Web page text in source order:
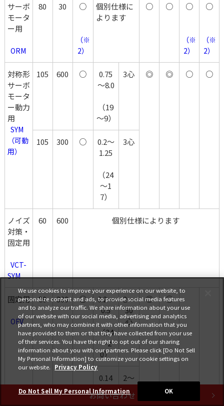
サーボ
モータ
ー用
  ORM
80 30 ○
（※
2）
個別仕様に
よります
○ ○ ○
（※
2）
○
（※
2）
対称形
サーボ
モータ
ー動力
用
SYM
（可動
用）
105 600 ○
0.75
～8.0
（19
～9）
3心 ◎ ◎ ○ ○
105 300 ○
0.2～
1.25
（24
～1
7）
3心
ノイズ
対策・
固定用
SYM
60 600 個別仕様によります
固定用
  OFV
80 300 ○
0.2～
0.5
（24
～2
0）
2～
30
心
◎ ○
0.14
～0.5
2～
34
対
お問い合わせ
We use cookies to improve your experience on our website, to
personalize content and ads, to provide social media features
and to analyze our traffic. We share information about your use
of our website with our social media, advertising and analytics
partners, who may combine it with other information that you
have provided to them or that they have collected from your use
of their services. You have the right to opt out of our sharing
information about you with our partners. Please click [Do Not Sell
My Personal Information] to customize your cookie settings on
our website.
Privacy Policy
Do Not Sell My Personal Information OK